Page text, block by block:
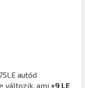
autód
változik, ami +9 LE